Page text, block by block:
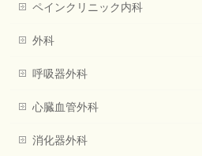
ペインクリニック内科
外科
呼吸器外科
心臓血管外科
消化器外科